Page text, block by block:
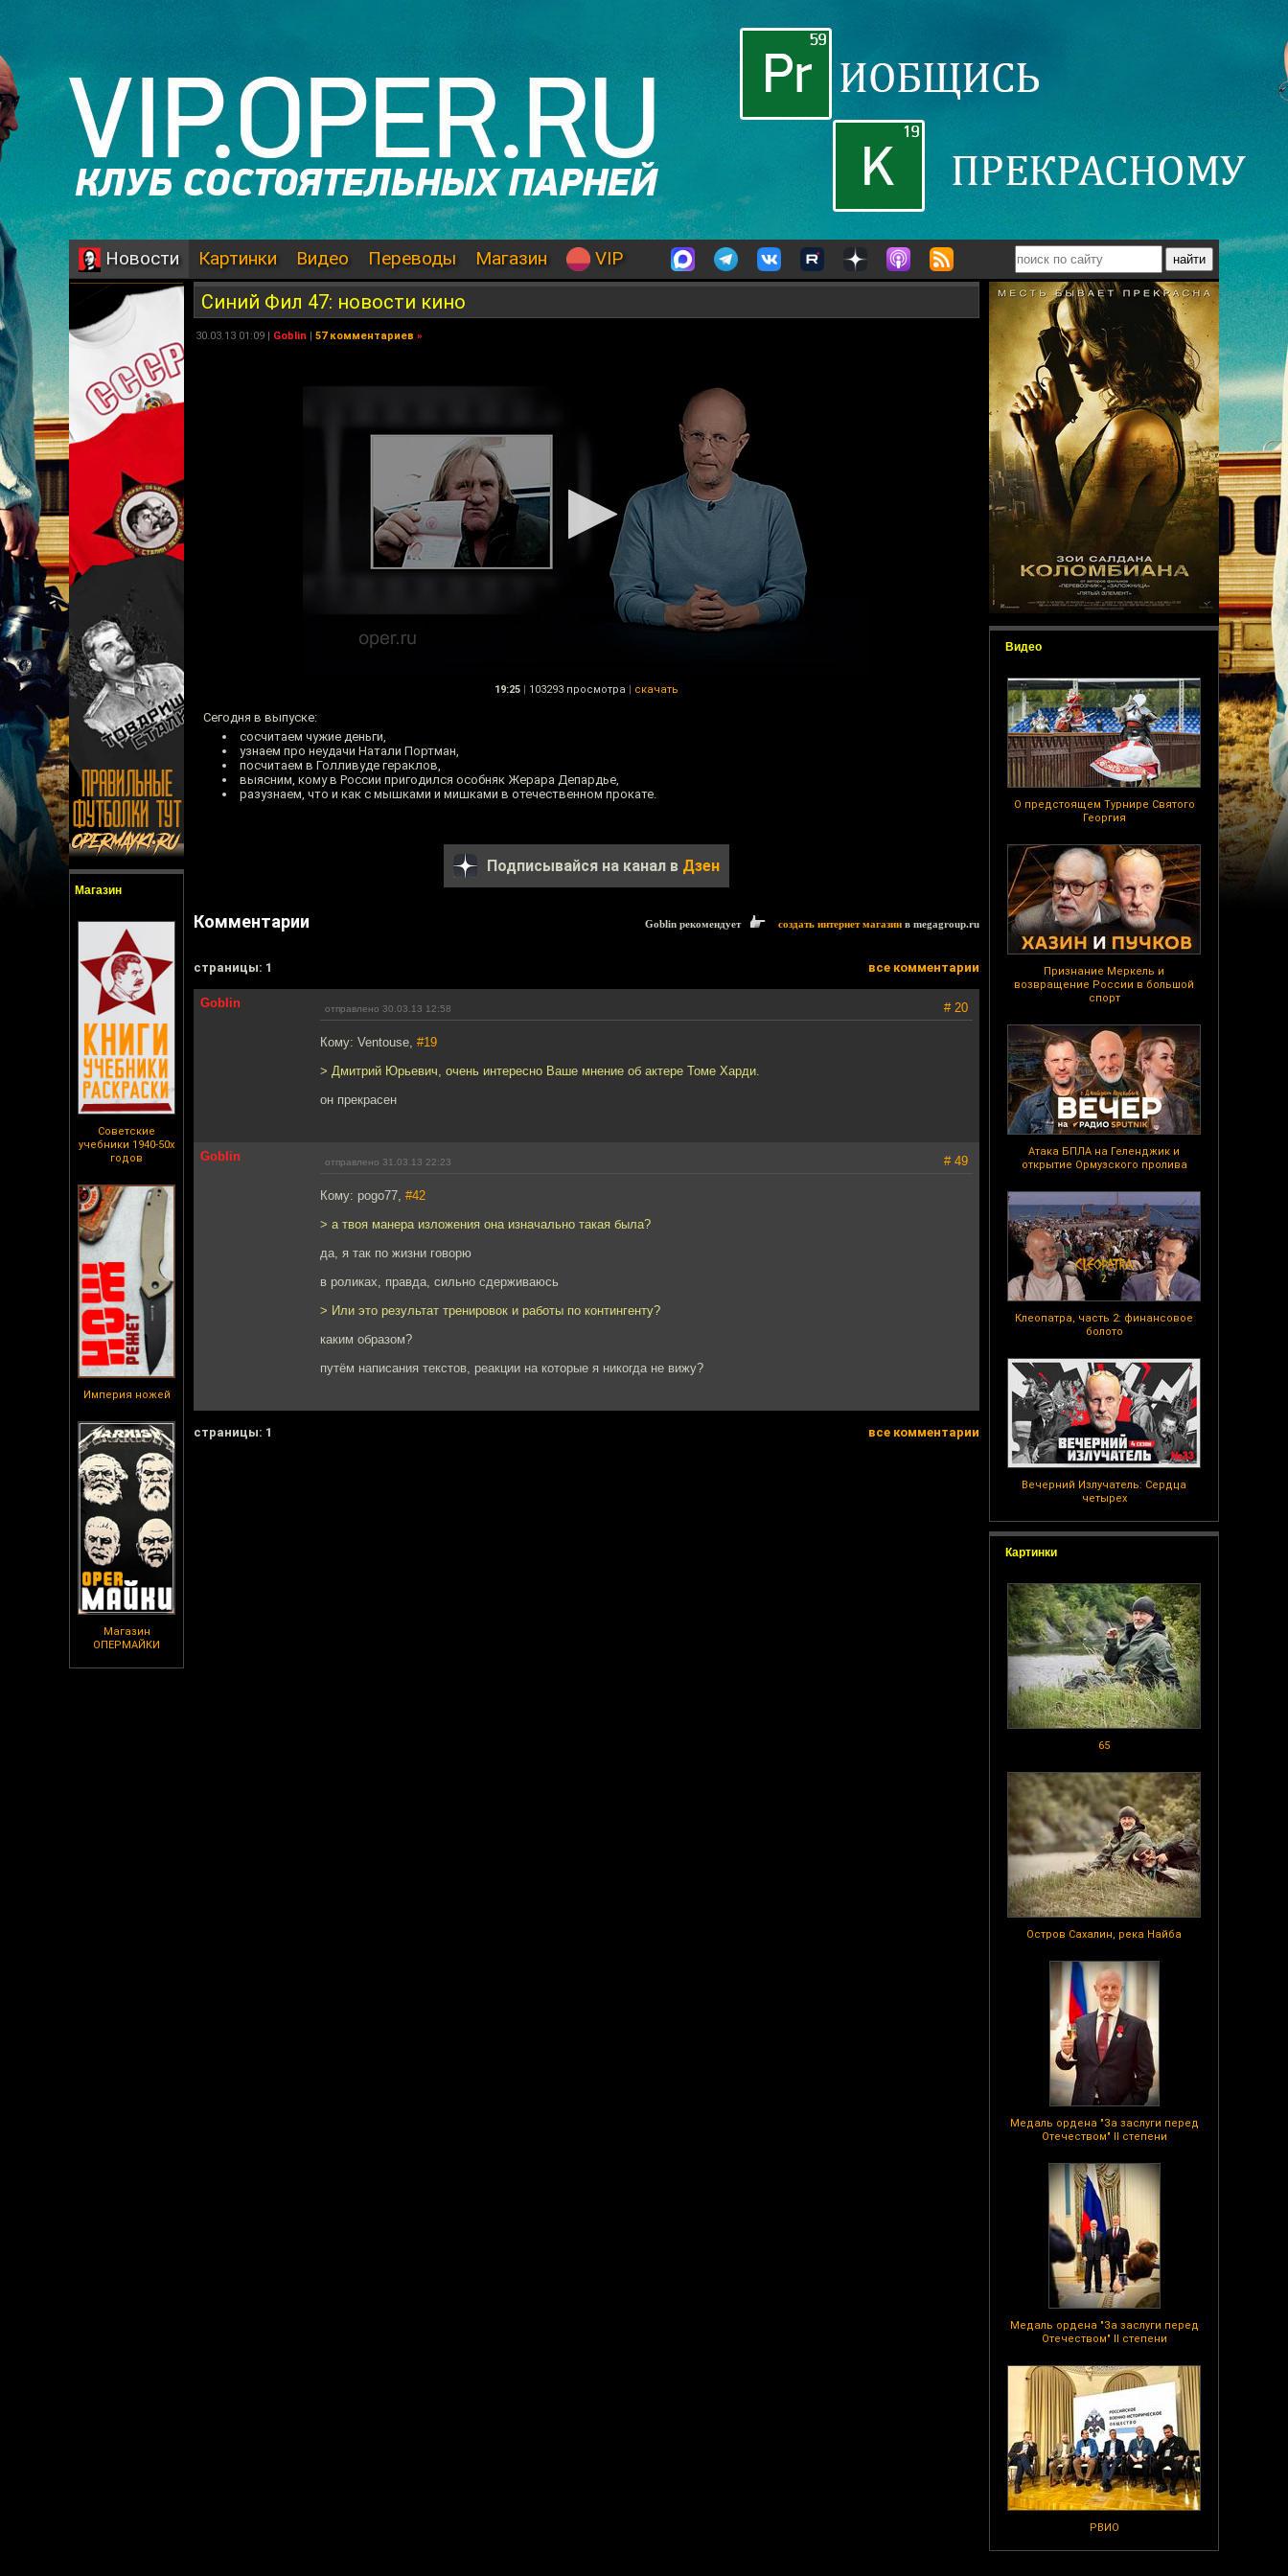
Новости Картинки Видео Переводы Магазин VIP
Магазин
Советские
учебники 1940-50х
годов
Империя ножей
Магазин
ОПЕРМАЙКИ
Видео
О предстоящем Турнире Святого
Георгия
Признание Меркель и
возвращение России в большой
спорт
Атака БПЛА на Геленджик и
открытие Ормузского пролива
Клеопатра, часть 2: финансовое
болото
Вечерний Излучатель: Сердца
четырех
Картинки
65
Остров Сахалин, река Найба
Медаль ордена "За заслуги перед
Отечеством" II степени
Медаль ордена "За заслуги перед
Отечеством" II степени
РВИО
Синий Фил 47: новости кино
30.03.13 01:09 | Goblin | 57 комментариев »
19:25 | 103293 просмотра | скачать
Сегодня в выпуске:
сосчитаем чужие деньги,
узнаем про неудачи Натали Портман,
посчитаем в Голливуде гераклов,
выясним, кому в России пригодился особняк Жерара Депардье,
разузнаем, что и как с мышками и мишками в отечественном прокате.
Подписывайся на канал в Дзен
Комментарии Goblin рекомендует создать интернет магазин в megagroup.ru
cтраницы: 1 все комментарии
Goblin отправлено 30.03.13 12:58 # 20
Кому: Ventouse, #19
> Дмитрий Юрьевич, очень интересно Ваше мнение об актере Томе Харди.
он прекрасен
Goblin отправлено 31.03.13 22:23 # 49
Кому: pogo77, #42
> а твоя манера изложения она изначально такая была?
да, я так по жизни говорю
в роликах, правда, сильно сдерживаюсь
> Или это результат тренировок и работы по контингенту?
каким образом?
путём написания текстов, реакции на которые я никогда не вижу?
cтраницы: 1 все комментарии